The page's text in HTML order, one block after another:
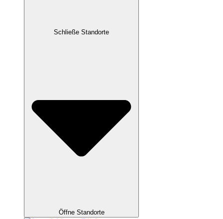
Schließe Standorte
Öffne Standorte